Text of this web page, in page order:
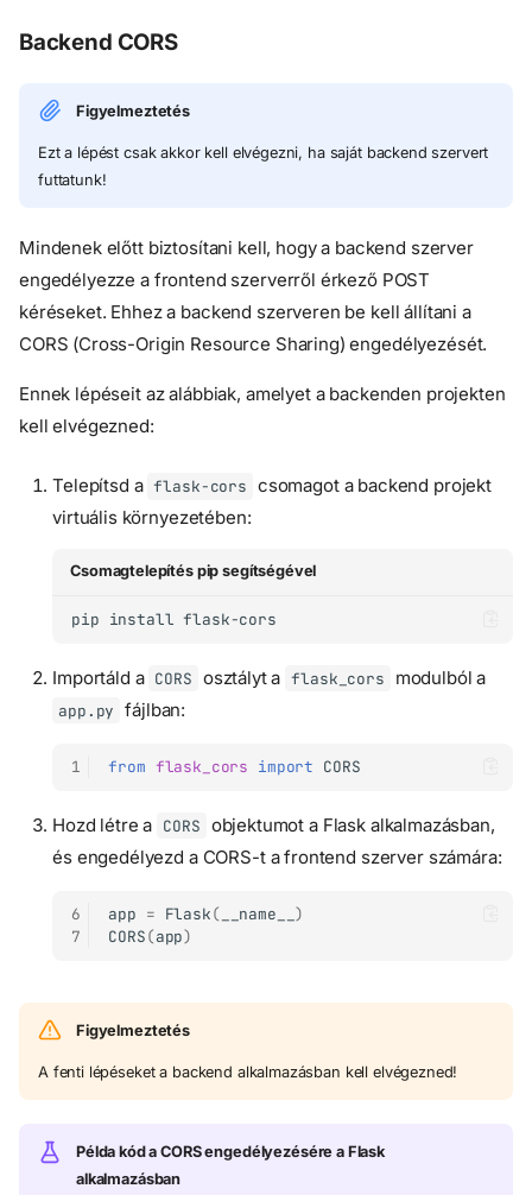
Backend CORS
Figyelmeztetés
Ezt a lépést csak akkor kell elvégezni, ha saját backend szervert
futtatunk!
Mindenek előtt biztosítani kell, hogy a backend szerver
engedélyezze a frontend szerverről érkező POST
kéréseket. Ehhez a backend szerveren be kell állítani a
CORS (Cross-Origin Resource Sharing) engedélyezését.
Ennek lépéseit az alábbiak, amelyet a backenden projekten
kell elvégezned:
Telepítsd a flask-cors csomagot a backend projekt
virtuális környezetében:
Csomagtelepítés pip segítségével
pip install
Importáld a CORS osztályt a flask_cors modulból a
app.py fájlban:
1 from flask_cors import CORS
Hozd létre a CORS objektumot a Flask alkalmazásban,
és engedélyezd a CORS-t a frontend szerver számára:
6
7
app = Flask( __name__ )
CORS(app)
Figyelmeztetés
A fenti lépéseket a backend alkalmazásban kell elvégezned!
Példa kód a CORS engedélyezésére a Flask
alkalmazásban